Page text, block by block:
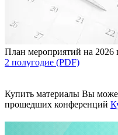
План мероприятий на 2026
2 полугодие (PDF)
Купить материалы Вы
прошедших конференций